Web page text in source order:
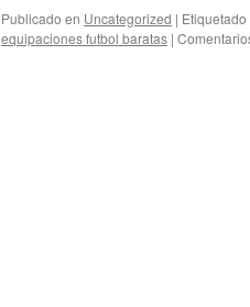
Publicado en Uncategorized | Etiquetado
equipaciones futbol baratas |